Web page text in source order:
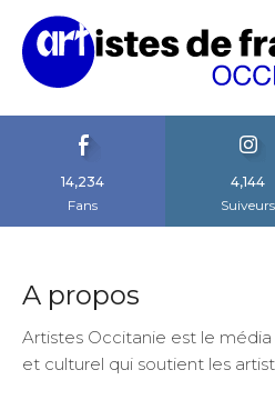
14,234
Fans
4,144
Suiveurs
A propos
Artistes Occitanie est le
et culturel qui soutient les